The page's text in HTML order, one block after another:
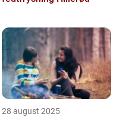
28 august 2025